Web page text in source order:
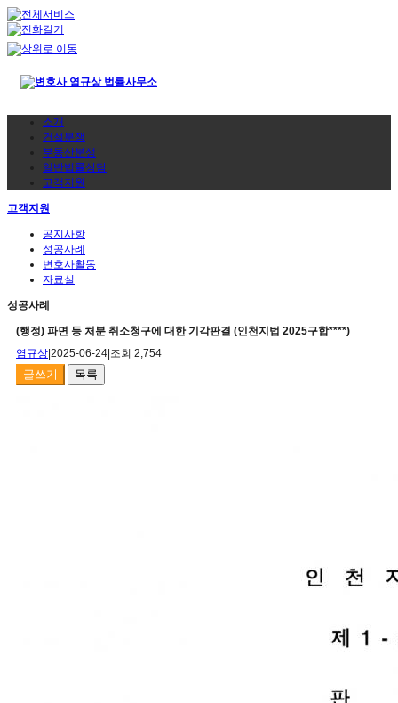
소개
건설분쟁
부동산분쟁
일반법률상담
고객지원
고객지원
공지사항
성공사례
변호사활동
자료실
성공사례
(행정) 파면 등 처분 취소청구에 대한 기각판결 (인천지법 2025구합****)
염규상 2025-06-24 조회 2,754
글쓰기 목록